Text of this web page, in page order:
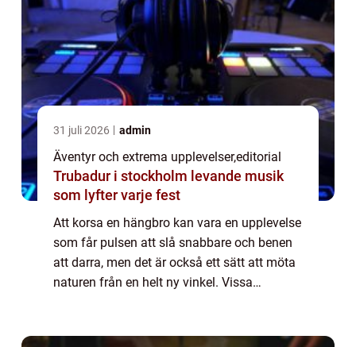
31 juli 2026 admin
Äventyr och extrema upplevelser,editorial
Trubadur i stockholm levande musik
som lyfter varje fest
Att korsa en hängbro kan vara en upplevelse
som får pulsen att slå snabbare och benen
att darra, men det är också ett sätt att möta
naturen från en helt ny vinkel. Vissa